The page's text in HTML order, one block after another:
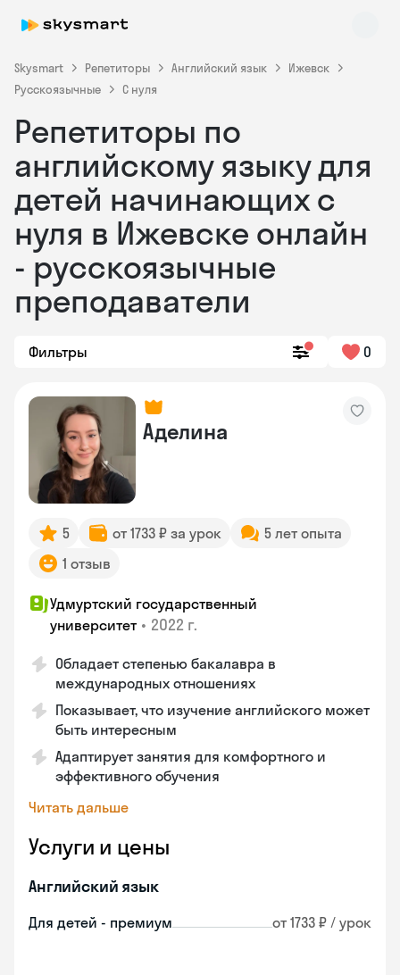
Skysmart Репетиторы Английский язык
Ижевск
Русскоязычные
С нуля
Репетиторы по
английскому языку для
детей начинающих с
нуля в Ижевске онлайн
- русскоязычные
преподаватели
Фильтры 0
Аделина
5 от 1733 ₽ за урок
5 лет опыта
1 отзыв
Удмуртский государственный
университет • 2022 г.
Обладает степенью бакалавра в
международных отношениях
Показывает, что изучение английского может
быть интересным
Адаптирует занятия для комфортного и
эффективного обучения
Читать дальше
Услуги и цены
Английский язык
Для детей - премиум от 1733 ₽ / урок
Skysmart Chat